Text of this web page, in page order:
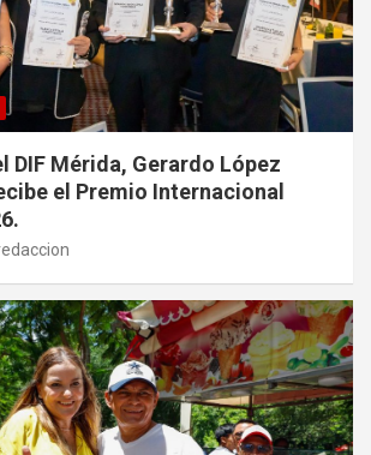
DIF Mérida, Gerardo López
el Premio Internacional